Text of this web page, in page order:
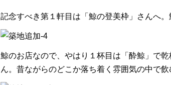
記念すべき第１軒目は「鯨の登美枠」さんへ
鯨のお店なので、やはり１杯目は「酔鯨」で
ん。昔ながらのどこか落ち着く雰囲気の中で飲